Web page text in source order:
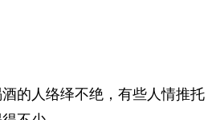
的人络绎不绝，有些人情推托